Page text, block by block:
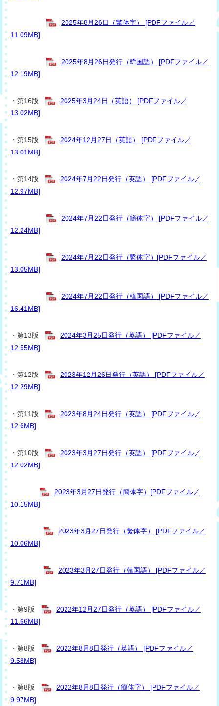
2025年8月26日（繁体字） [PDFファイル／
11.09MB]
2025年8月26日発行（韓国語） [PDFファイル／
12.19MB]
・第16版
2025年3月24日（英語） [PDFファイル／
13.02MB]
・第15版
2024年12月27日（英語） [PDFファイル／
13.01MB]
・第14版
2024年7月22日発行（英語） [PDFファイル／
12.97MB]
2024年7月22日発行（簡体字） [PDFファイル／
12.24MB]
2024年7月22日発行（繫体字）[PDFファイル／
13.05MB]
2024年7月22日発行（韓国語） [PDFファイル／
16.41MB]
・第13版
2024年3月25日発行（英語） [PDFファイル／
12.55MB]
・第12版
2023年12月26日発行（英語） [PDFファイル／
12.29MB]
・第11版
2023年8月24日発行（英語） [PDFファイル／
12.6MB]
・第10版
2023年3月27日発行（英語） [PDFファイル／
12.02MB]
2023年3月27日発行（簡体字）[PDFファイル／
10.15MB]
2023年3月27日発行（繁体字） [PDFファイル／
10.06MB]
2023年3月27日発行（韓国語） [PDFファイル／
9.71MB]
・第9版
2022年12月27日発行（英語） [PDFファイル／
11.66MB]
・第8版
2022年8月8日発行（英語） [PDFファイル／
9.58MB]
・第8版
2022年8月8日発行（簡体字） [PDFファイル／
9.97MB]